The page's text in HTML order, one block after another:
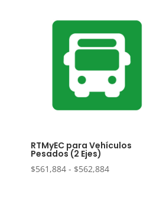
RTMyEC para Vehículos
Pesados (2 Ejes)
$561,884 - $562,884Rango